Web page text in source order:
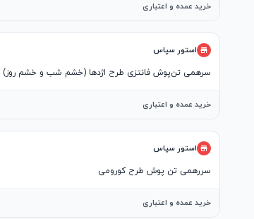
خرید عمده و اعتباری
استور سپاس
سرهمی تن‌پوش فانتزی طرح اژدها (خشم شب و خشم روز)
خرید عمده و اعتباری
استور سپاس
سررهمی تن پوش طرح کورومی
خرید عمده و اعتباری